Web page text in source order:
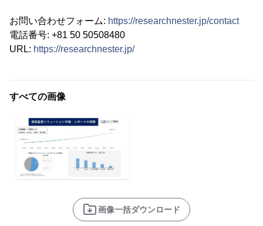
お問い合わせフォーム: https://researchnester.jp/contact
電話番号: +81 50 50508480
URL: https://researchnester.jp/
すべての画像
画像一括ダウンロード